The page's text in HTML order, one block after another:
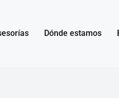
Dónde estamos